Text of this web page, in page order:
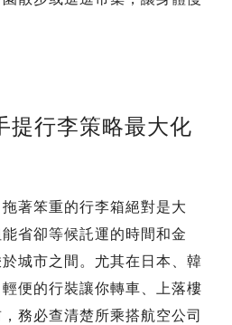
提行李策略最大化
著笨重的行李箱絕對是大
省卻等候託運的時間和金
城市之間。尤其在日本、韓
便的行裝讓你轉車、上落樓
務必查清楚所乘搭航空公司